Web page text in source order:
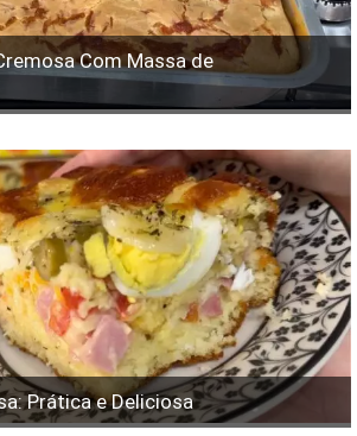
Com Massa de
Prática e Deliciosa